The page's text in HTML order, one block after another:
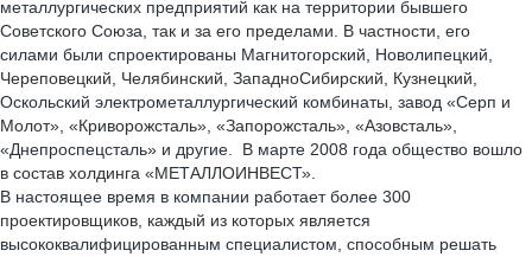
металлургических предприятий как на территории бывшего
Советского Союза, так и за его пределами. В частности, его
силами были спроектированы Магнитогорский, Новолипецкий,
Череповецкий, Челябинский, ЗападноСибирский, Кузнецкий,
Оскольский электрометаллургический комбинаты, завод «Серп и
Молот», «Криворожсталь», «Запорожсталь», «Азовсталь»,
«Днепроспецсталь» и другие. В марте 2008 года общество вошло
в состав холдинга «МЕТАЛЛОИНВЕСТ».
В настоящее время в компании работает более 300
проектировщиков, каждый из которых является
высококвалифицированным специалистом, способным решать